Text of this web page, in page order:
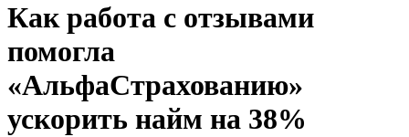
Как работа с отзывами
помогла
«АльфаСтрахованию»
ускорить найм на 38%